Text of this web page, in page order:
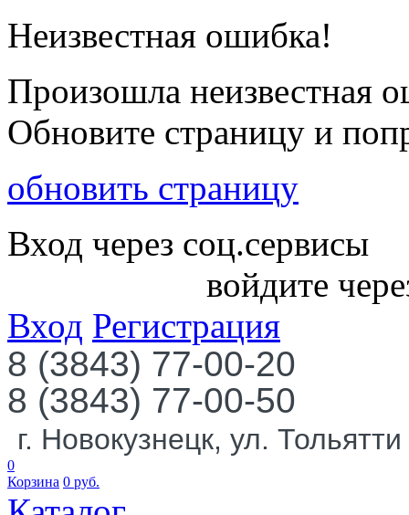
Неизвестная ошибка!
Произошла неизвестная
Обновите страницу и
обновить страницу
Вход через соц.сервисы
войдите
Вход Регистрация
8 (3843) 77-00-20
8 (3843) 77-00-50
г. Новокузнецк, ул.
0
Корзина 0 руб.